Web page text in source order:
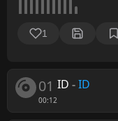
1
01
00:12
ID -ID